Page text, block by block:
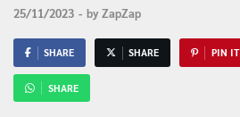
25/11/2023 - by ZapZap
SHARE SHARE PIN IT
SHARE